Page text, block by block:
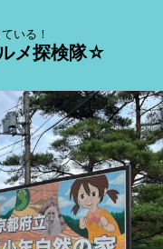
いる！
メ探検隊☆